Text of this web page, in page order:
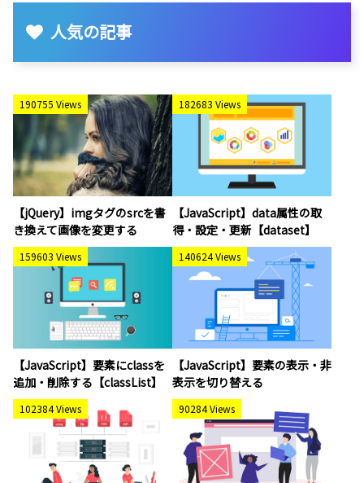
人気の記事
190755 Views
【jQuery】imgタグのsrcを書
き換えて画像を変更する
182683 Views
【JavaScript】data属性の取
得・設定・更新【dataset】
159603 Views
【JavaScript】要素にclassを
追加・削除する【classList】
140624 Views
【JavaScript】要素の表示・非
表示を切り替える
102384 Views 90284 Views